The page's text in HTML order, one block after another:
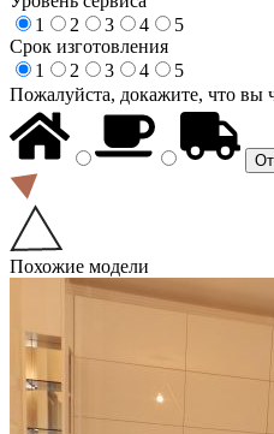
1
2 3 4
5
Срок изготовления
1
2 3 4
5
Пожалуйста, докажите, что вы
Похожие модели